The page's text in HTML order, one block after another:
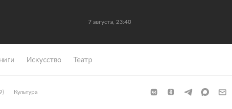
7 августа, 23:40
Искусство Театр
Культура